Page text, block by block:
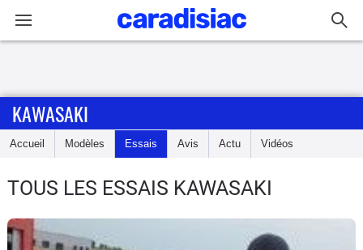
Accueil
Essais
Equipement
KAWASAKI
Accueil Modèles Essais Avis Actu Vidéos
TOUS LES ESSAIS KAWASAKI